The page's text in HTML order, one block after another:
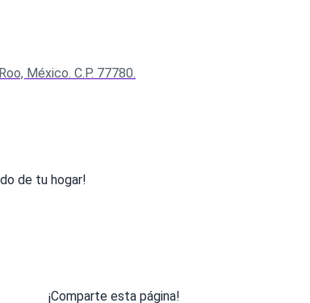
México. C.P. 77780.
de tu hogar!
¡Comparte esta página!